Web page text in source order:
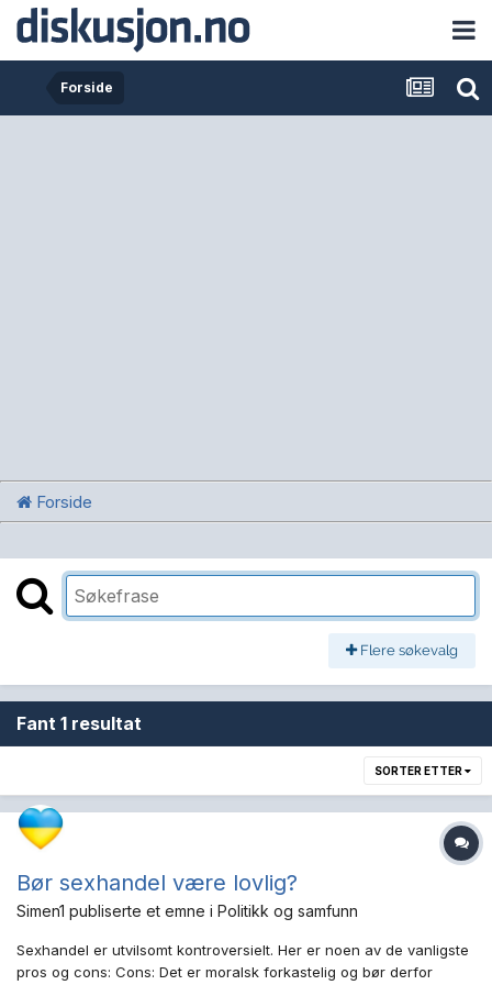
Forside
Forside
Flere søkevalg
Fant 1 resultat
SORTER ETTER
Bør sexhandel være lovlig?
Simen1 publiserte et emne i Politikk og samfunn
Sexhandel er utvilsomt kontroversielt. Her er noen av de vanligste
pros og cons: Cons: Det er moralsk forkastelig og bør derfor